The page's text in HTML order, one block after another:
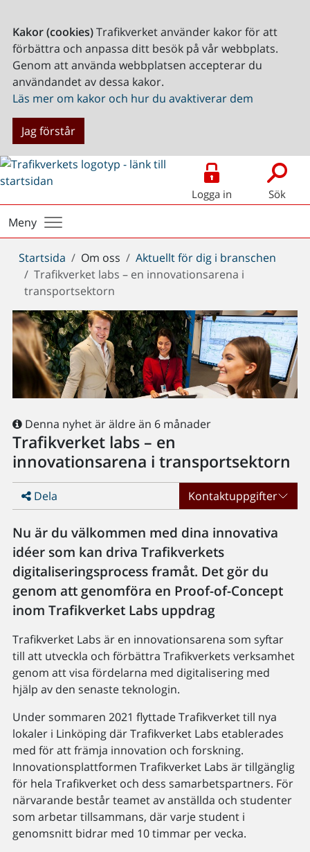
Kakor (cookies)Trafikverket använder kakor för att
förbättra och anpassa ditt besök på vår webbplats.
Genom att använda webbplatsen accepterar du
användandet av dessa kakor.
Läs mer om kakor och hur du avaktiverar dem
Jag förstår
Logga in Sök
Meny
Du
är
här:
Startsida Om oss
Aktuellt för dig i branschen
Trafikverket labs – en innovationsarena i
transportsektorn
Denna nyhet är äldre än 6 månader
Trafikverket labs – en
innovationsarena i transportsektorn
Dela Kontaktuppgifter
Nu är du välkommen med dina innovativa
idéer som kan driva Trafikverkets
digitaliseringsprocess framåt. Det gör du
genom att genomföra en Proof-of-Concept
inom Trafikverket Labs uppdrag
Trafikverket Labs är en innovationsarena som syftar
till att utveckla och förbättra Trafikverkets verksamhet
genom att visa fördelarna med digitalisering med
hjälp av den senaste teknologin.
Under sommaren 2021 flyttade Trafikverket till nya
lokaler i Linköping där Trafikverket Labs etablerades
med för att främja innovation och forskning.
Innovationsplattformen Trafikverket Labs är tillgänglig
för hela Trafikverket och dess samarbetspartners. För
närvarande består teamet av anställda och studenter
som arbetar tillsammans, där varje student i
genomsnitt bidrar med 10 timmar per vecka.